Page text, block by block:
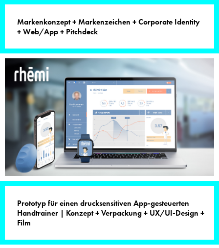
Markenkonzept + Markenzeichen + Corporate Identity
+ Web/App + Pitchdeck
Prototyp für einen drucksensitiven App-gesteuerten
Handtrainer | Konzept + Verpackung + UX/UI-Design +
Film